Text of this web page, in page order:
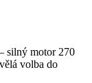
silný motor 270
volba do